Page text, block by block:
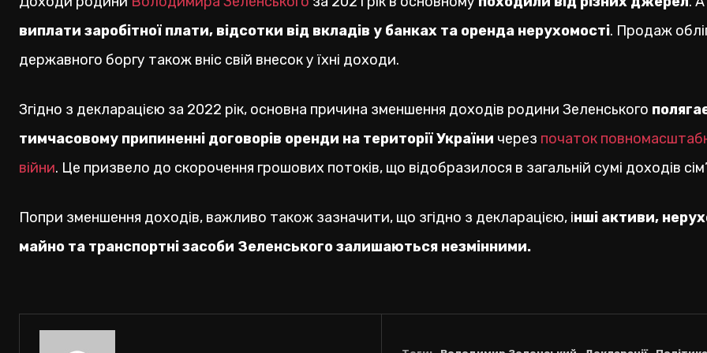
виплати заробітної плати, відсотки від вкладів у банках та оренда нерухомості. Продаж
державного боргу також вніс свій внесок у їхні доходи.
Згідно з декларацією за 2022 рік, основна причина зменшення доходів родини Зеленського
тимчасовому припиненні договорів оренди на території України через початок
війни. Це призвело до скорочення грошових потоків, що відобразилося в загальній сумі доходів
Попри зменшення доходів, важливо також зазначити, що згідно з декларацією, інші активи,
майно та транспортні засоби Зеленського залишаються незмінними.